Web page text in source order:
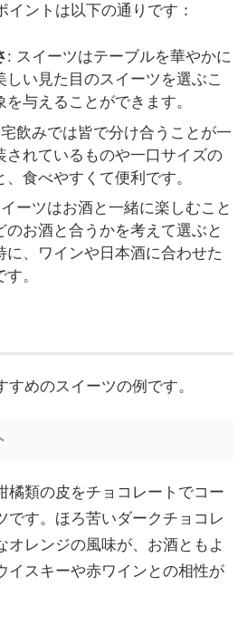
イントは以下の通りです：
: スイーツはテーブルを華やかに
しい見た目のスイーツを選ぶこ
与えることができます。
飲みでは皆で分け合うことが一
されているものや一口サイズの
食べやすくて便利です。
ーツはお酒と一緒に楽しむこと
のお酒と合うかを考えて選ぶと
に、ワインや日本酒に合わせた
。
めのスイーツの例です。
橘類の皮をチョコレートでコー
です。ほろ苦いダークチョコレ
オレンジの風味が、お酒ともよ
イスキーや赤ワインとの相性が